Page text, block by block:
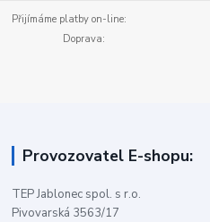
Přijímáme
Doprava:
Provozovatel E-shopu:
TEP Jablonec spol. s r.o.
Pivovarská 3563/17